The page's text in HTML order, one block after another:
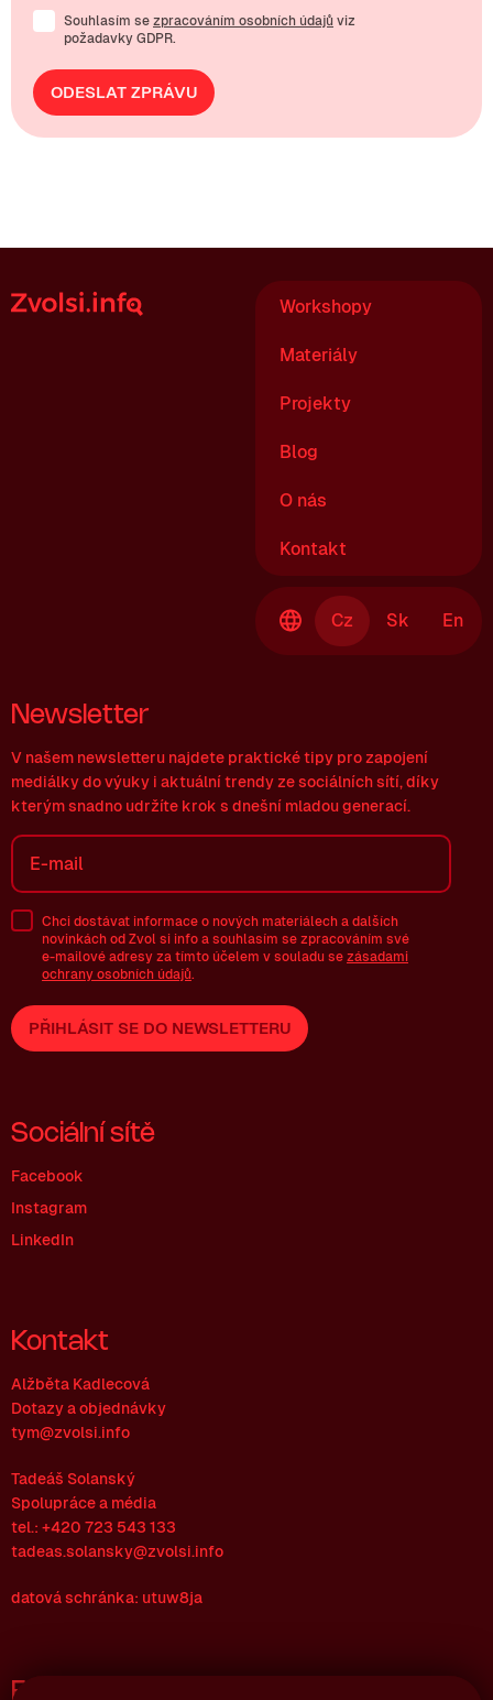
Souhlasím se zpracováním osobních údajů viz
požadavky GDPR.
ODESLAT ZPRÁVU
Workshopy
Materiály
Projekty
Blog
O nás
Kontakt
Cz Sk En
Newsletter
V našem newsletteru najdete praktické tipy pro zapojení
mediálky do výuky i aktuální trendy ze sociálních sítí, díky
kterým snadno udržíte krok s dnešní mladou generací.
Chci dostávat informace o nových materiálech a dalších
novinkách od Zvol si info a souhlasím se zpracováním své
e-mailové adresy za tímto účelem v souladu se zásadami
ochrany osobních údajů.
PŘIHLÁSIT SE DO NEWSLETTERU
Sociální sítě
Facebook
Instagram
LinkedIn
Kontakt
Alžběta Kadlecová
Dotazy a objednávky
tym@zvolsi.info
Tadeáš Solanský
Spolupráce a média
tel.: +420 723 543 133
tadeas.solansky@zvolsi.info
datová schránka: utuw8ja
Fakturační údaje